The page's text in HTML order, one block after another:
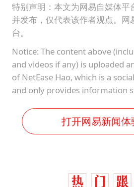
特别声明：本文为网易自媒体平
并发布，仅代表该作者观点。网
台。
Notice: The content above
and videos if any) is uploaded
of NetEase Hao, which is a
and only provides information
打开网易新闻体